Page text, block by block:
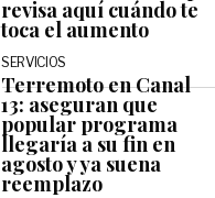
revisa aquí cuándo te
toca el aumento
SERVICIOS
Terremoto en Canal
13: aseguran que
popular programa
llegaría a su fin en
agosto y ya suena
reemplazo